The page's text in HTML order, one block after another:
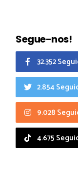
Segue-nos!
32.352
2.854
9.028
4.675